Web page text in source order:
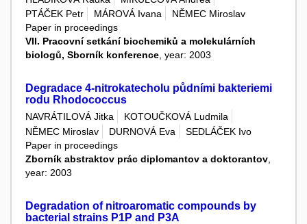
PTÁČEK Petr
MÁROVÁ Ivana
NĚMEC Miroslav
Paper in proceedings
VII. Pracovní setkání biochemiků a molekulárních
biologů, Sborník konference , year: 2003
Degradace 4-nitrokatecholu půdními bakteriemi
rodu Rhodococcus
NAVRÁTILOVÁ Jitka
KOTOUČKOVÁ Ludmila
NĚMEC Miroslav
DURNOVÁ Eva
SEDLÁČEK Ivo
Paper in proceedings
Zborník abstraktov prác diplomantov a doktorantov
year: 2003
Degradation of nitroaromatic compounds by
bacterial strains P1P and P3A